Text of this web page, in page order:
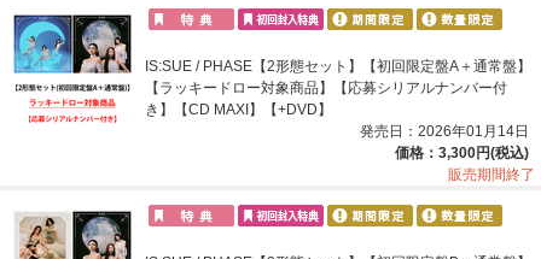
IS:SUE / PHASE【2形態セット】【初回限定盤A＋通常盤】
【ラッキードロー対象商品】【応募シリアルナンバー付
き】【CD MAXI】【+DVD】
発売日：2026年01月14日
価格：3,300円(税込)
販売期間終了